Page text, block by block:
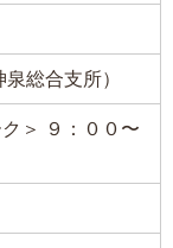
総合支所）
＞ ９：００〜